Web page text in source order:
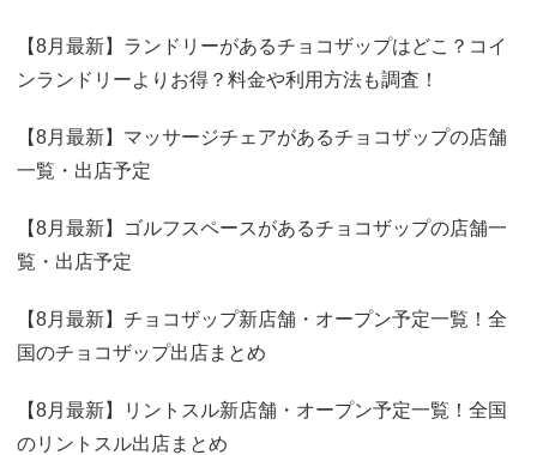
【8月最新】ランドリーがあるチョコザップはどこ？コイ
ンランドリーよりお得？料金や利用方法も調査！
【8月最新】マッサージチェアがあるチョコザップの店舗
一覧・出店予定
【8月最新】ゴルフスペースがあるチョコザップの店舗一
覧・出店予定
【8月最新】チョコザップ新店舗・オープン予定一覧！全
国のチョコザップ出店まとめ
【8月最新】リントスル新店舗・オープン予定一覧！全国
のリントスル出店まとめ